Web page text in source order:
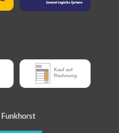
Funkhorst